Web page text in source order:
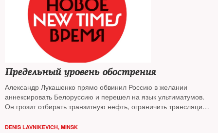
Предельный уровень обострения
Александр Лукашенко прямо обвинил Россию в желании
аннексировать Белоруссию и перешел на язык ультиматумов.
Он грозит отбирать транзитную нефть, ограничить трансляцию
сообщает корреспондент
DENIS LAVNIKEVICH, MINSK